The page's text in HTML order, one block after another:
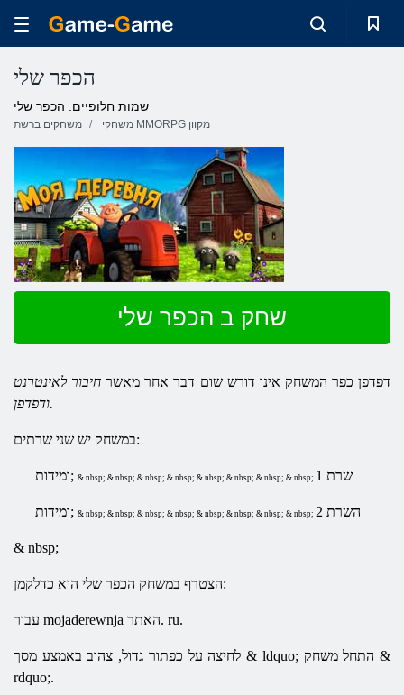
הכפר שלי
שמות חלופיים: הכפר שלי
משחקים ברשת משחקי MMORPG מקוון
שחק ב הכפר שלי
דפדפן כפר המשחק אינו דורש שום דבר אחר מאשר חיבור לאינטרנט
ודפדפן.
במשחק יש שני שרתים:
ומידות; & nbsp; & nbsp; & nbsp; & nbsp; & nbsp; & nbsp; & nbsp; & nbsp; שרת 1
ומידות; & nbsp; & nbsp; & nbsp; & nbsp; & nbsp; & nbsp; & nbsp; & nbsp; השרת 2
& nbsp;
הצטרף במשחק הכפר שלי הוא כדלקמן:
עבור mojaderewnja האתר. ru.
לחיצה על כפתור גדול, צהוב באמצע מסך & ldquo; התחל משחק &
rdquo;.